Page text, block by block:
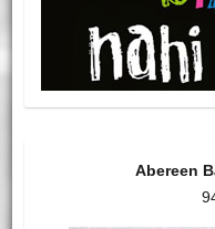
Abereen